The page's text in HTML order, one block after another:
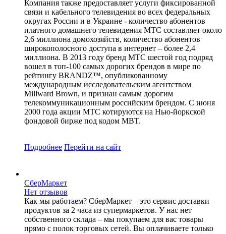
Компания также предоставляет услуги фиксированной
связи и кабельного телевидения во всех федеральных
округах России и в Украине - количество абонентов
платного домашнего телевидения МТС составляет около
2,6 миллиона домохозяйств, количество абонентов
широкополосного доступа в интернет – более 2,4
миллиона. В 2013 году бренд МТС шестой год подряд
вошел в топ-100 самых дорогих брендов в мире по
рейтингу BRANDZ™, опубликованному
международным исследовательским агентством
Millward Brown, и признан самым дорогим
телекоммуникационным российским брендом. С июня
2000 года акции МТС котируются на Нью-йоркской
фондовой бирже под кодом MBT.
Подробнее Перейти на сайт
СберМаркет
Нет отзывов
Как мы работаем? СберМаркет – это cервис доставки
продуктов за 2 часа из супермаркетов. У нас нет
собственного склада – мы покупаем для вас товары
прямо с полок торговых сетей. Вы оплачиваете только